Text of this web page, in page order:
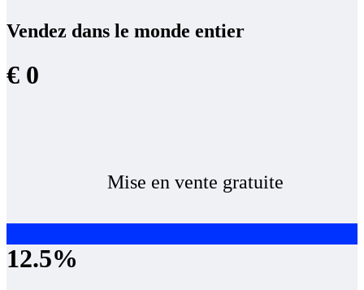
Vendez dans le monde entier
€ 0
Mise en vente gratuite
12.5%